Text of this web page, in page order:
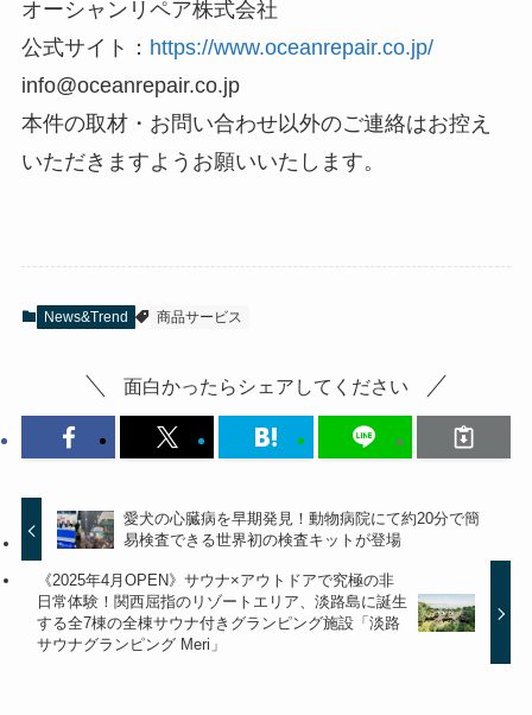
オーシャンリペア株式会社
公式サイト： https://www.oceanrepair.co.jp/
info@oceanrepair.co.jp
本件の取材・お問い合わせ以外のご連絡はお控え
いただきますようお願いいたします。
News&Trend 商品サービス
面白かったらシェアしてください
愛犬の心臓病を早期発見！動物病院にて約20分で簡
易検査できる世界初の検査キットが登場
《2025年4月OPEN》サウナ×アウトドアで究極の非
日常体験！関西屈指のリゾートエリア、淡路島に誕生
する全7棟の全棟サウナ付きグランピング施設「淡路
サウナグランピング Meri」